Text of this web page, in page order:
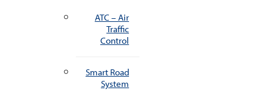
ATC – Air
Traffic
Control
Smart Road
System